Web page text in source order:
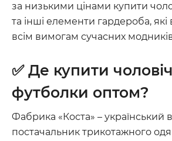
за низькими цінами купити
та інші елементи гардероба, які
всім вимогам сучасних
✅ Де купити
футболки оптом?
Фабрика «Коста» – український
постачальник трикотажного